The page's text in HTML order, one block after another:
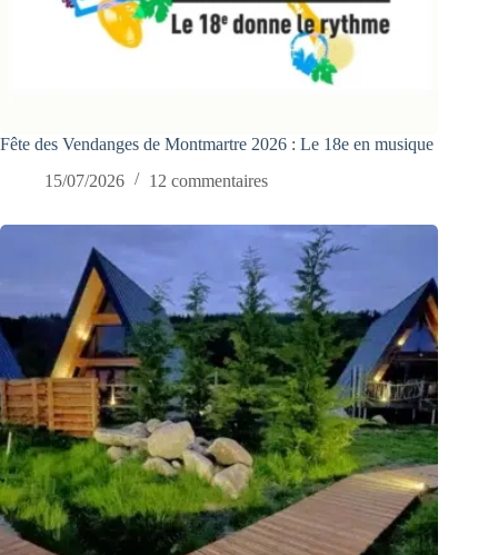
Fête des Vendanges de Montmartre 2026 : Le 18e en musique
15/07/2026
12 commentaires